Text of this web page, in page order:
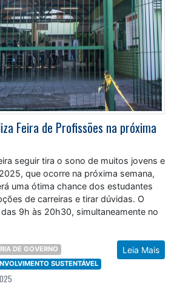
Feira de Profissões na próxima
seguir tira o sono de muitos jovens e
que ocorre na próxima semana,
uma ótima chance dos estudantes
de carreiras e tirar dúvidas. O
9h às 20h30, simultaneamente no
Leia Mais
DE GOVERNO
SUSTENTÁVEL